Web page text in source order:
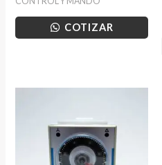
COTIZAR